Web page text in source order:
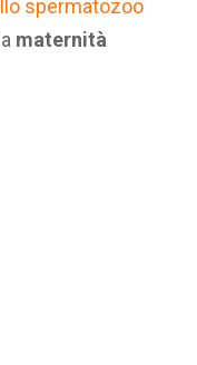
spermatozoo
maternità